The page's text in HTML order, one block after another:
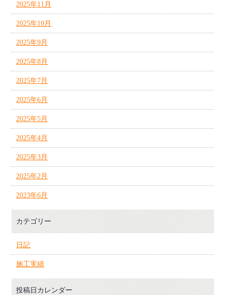
2025年11月
2025年10月
2025年9月
2025年8月
2025年7月
2025年6月
2025年5月
2025年4月
2025年3月
2025年2月
2023年6月
カテゴリー
日記
施工実績
投稿日カレンダー